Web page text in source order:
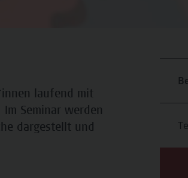
laufend mit
Seminar werden
dargestellt und